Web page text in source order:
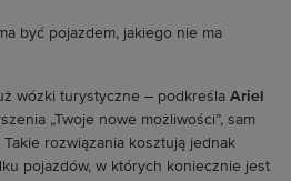
być pojazdem, jakiego nie ma
wózki turystyczne – podkreśla Ariel
„Twoje nowe możliwości”, sam
rozwiązania kosztują jednak
pojazdów, w których koniecznie jest